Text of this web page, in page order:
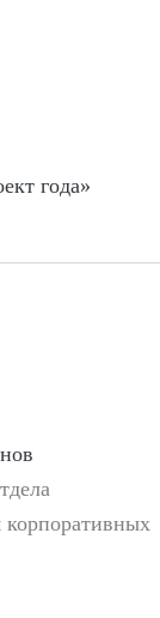
года»